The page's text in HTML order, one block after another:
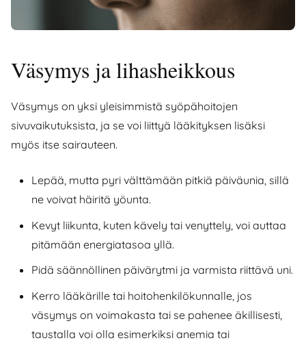
Väsymys ja lihasheikkous
Väsymys on yksi yleisimmistä syöpähoitojen
sivuvaikutuksista, ja se voi liittyä lääkityksen lisäksi
myös itse sairauteen.
Lepää, mutta pyri välttämään pitkiä päiväunia, sillä
ne voivat häiritä yöunta.
Kevyt liikunta, kuten kävely tai venyttely, voi auttaa
pitämään energiatasoa yllä.
Pidä säännöllinen päivärytmi ja varmista riittävä uni.
Kerro lääkärille tai hoitohenkilökunnalle, jos
väsymys on voimakasta tai se pahenee äkillisesti,
taustalla voi olla esimerkiksi anemia tai